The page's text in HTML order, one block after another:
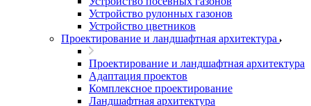
Устройство рулонных газонов
Устройство цветников
Проектирование и ландшафтная архитектура
Проектирование и ландшафтная архитектура
Адаптация проектов
Комплексное проектирование
Ландшафтная архитектура